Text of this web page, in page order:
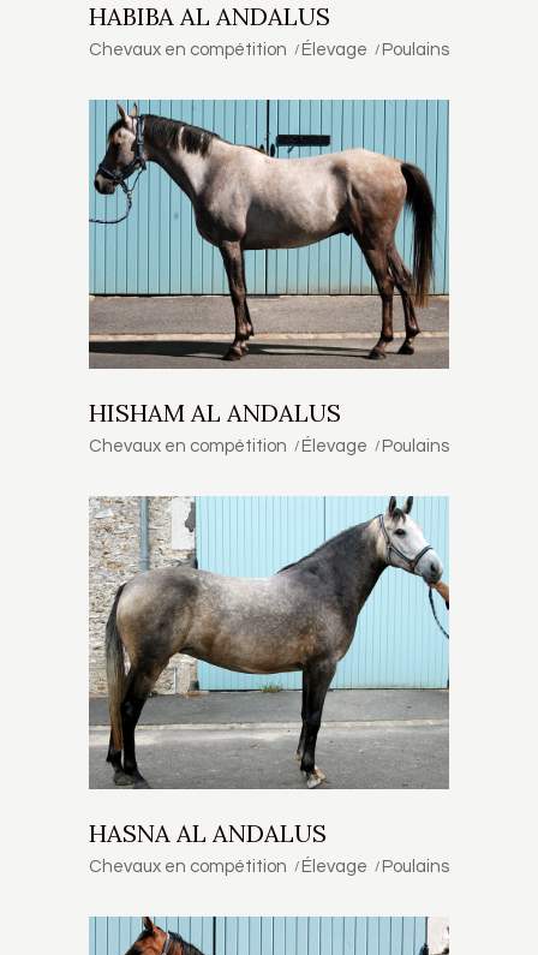
HABIBA AL ANDALUS
Chevaux en compétition Élevage Poulains
HISHAM AL ANDALUS
Chevaux en compétition Élevage Poulains
HASNA AL ANDALUS
Chevaux en compétition Élevage Poulains